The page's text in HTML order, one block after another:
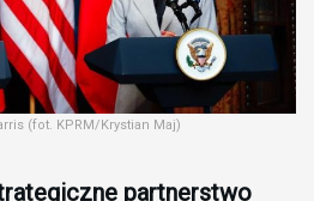
(fot. KPRM/Krystian Maj)
partnerstwo